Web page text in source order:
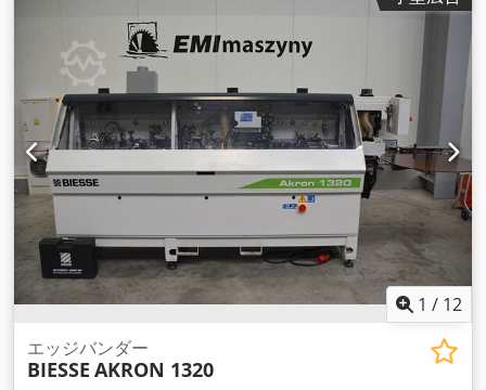
1 / 12
エッジバンダー
BIESSE AKRON 1320